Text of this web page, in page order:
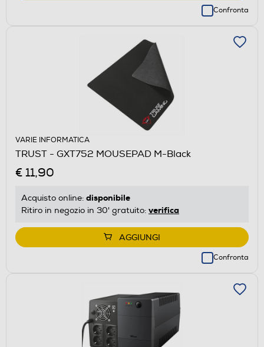
Confronta
VARIE INFORMATICA
TRUST - GXT752 MOUSEPAD M-Black
€ 11,90
Acquisto online: disponibile
Ritiro in negozio in 30' gratuito: verifica
AGGIUNGI
Confronta